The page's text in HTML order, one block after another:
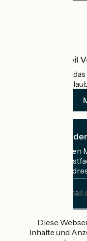
Was ist Accueil
Accueil Vélo ist
Radfahrer im
Ich abonniere
Erhalten Sie
Rad in Ihrem
Meine E-Mail-
Adresse
Gefördert im
Diese
Inhalte und